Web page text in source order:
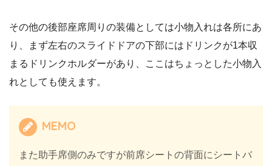
その他の後部座席周りの装備としては小物入れは各所にあ
り、まず左右のスライドドアの下部にはドリンクが1本収
まるドリンクホルダーがあり、ここはちょっとした小物入
れとしても使えます。
MEMO
また助手席側のみですが前席シートの背面にシートバ